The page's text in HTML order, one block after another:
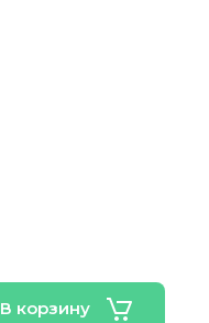
В корзину